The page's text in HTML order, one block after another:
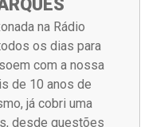
na Rádio
os dias para
com a nossa
de 10 anos de
já cobri uma
desde questões